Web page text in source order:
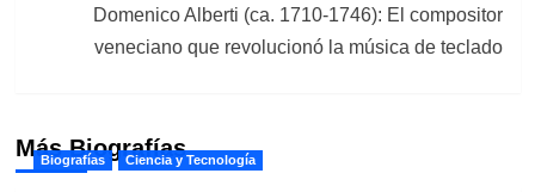
Domenico Alberti (ca. 1710-1746): El compositor
veneciano que revolucionó la música de teclado
Más Biografías
Biografías Ciencia y Tecnología